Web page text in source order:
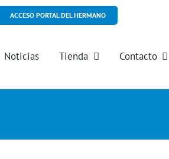
ACCESO PORTAL DEL HERMANO
Noticias Tienda Contacto